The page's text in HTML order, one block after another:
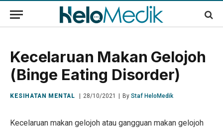
Kecelaruan Makan Gelojoh
(Binge Eating Disorder)
KESIHATAN MENTAL 28/10/2021 By Staf HeloMedik
Kecelaruan makan gelojoh atau gangguan makan gelojoh